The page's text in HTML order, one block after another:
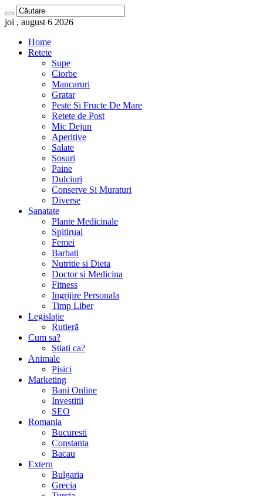
joi , august 6 2026
Home
Retete
Supe
Ciorbe
Mancaruri
Gratar
Peste Si Fructe De Mare
Retete de Post
Mic Dejun
Aperitive
Salate
Sosuri
Paine
Dulciuri
Conserve Si Muraturi
Diverse
Sanatate
Plante Medicinale
Spitirual
Femei
Barbati
Nutritie si Dieta
Doctor si Medicina
Fitness
Ingrijire Personala
Timp Liber
Legislație
Rutieră
Cum sa?
Stiati ca?
Animale
Pisici
Marketing
Bani Online
Investitii
SEO
Romania
Bucuresti
Constanta
Bacau
Extern
Bulgaria
Grecia